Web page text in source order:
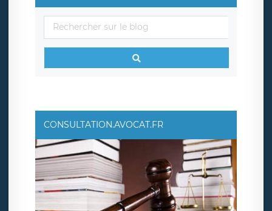
CONSULTATION.AVOCAT.FR